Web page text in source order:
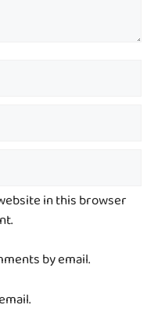
in this browser
by email.